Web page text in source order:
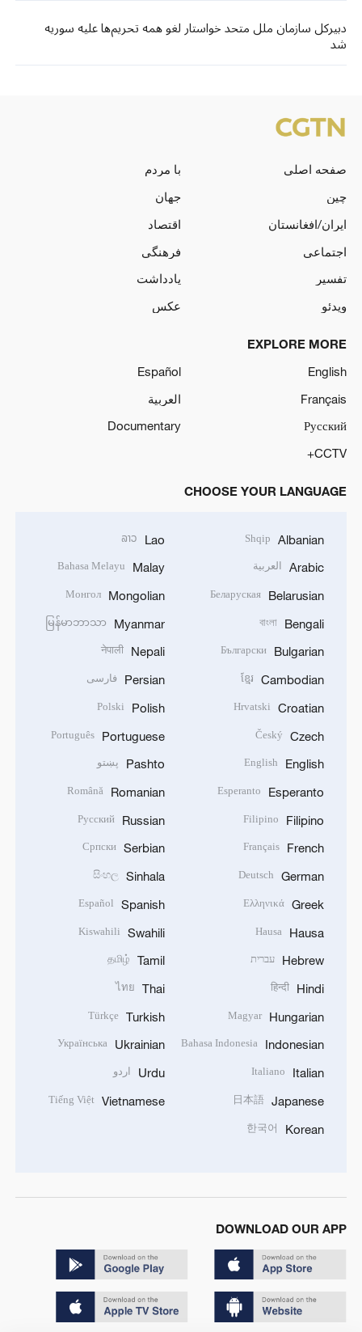
دبیرکل سازمان ملل متحد خواستار لغو همه تحریم‌ها علیه سوریه
شد
صفحه اصلی
با مردم
چین
جهان
ایران/افغانستان
اقتصاد
اجتماعی
فرهنگی
تفسیر
یادداشت
ویدئو
عکس
EXPLORE MORE
English
Español
Français
العربية
Русский
Documentary
CCTV+
CHOOSE YOUR LANGUAGE
Albanian
Shqip
Arabic العربية
Belarusian
Беларуская
Bengali
বাংলা
Bulgarian
Български
Cambodian
ខ្មែរ
Croatian
Hrvatski
Czech
Český
English
English
Esperanto
Esperanto
Filipino
Filipino
French
Français
German
Deutsch
Greek
Ελληνικά
Hausa
Hausa
Hebrew עברית
Hindi
हिन्दी
Hungarian
Magyar
Indonesian
Bahasa Indonesia
Italian
Italiano
Japanese
日本語
Korean
한국어
Lao
ລາວ
Malay
Bahasa Melayu
Mongolian
Монгол
Myanmar
မြန်မာဘာသာ
Nepali
नेपाली
Persian فارسی
Polish
Polski
Portuguese
Português
Pashto پښتو
Romanian
Română
Russian
Русский
Serbian
Српски
Sinhala
සිංහල
Spanish
Español
Swahili
Kiswahili
Tamil
தமிழ்
Thai
ไทย
Turkish
Türkçe
Ukrainian
Українська
Urdu اردو
Vietnamese
Tiếng Việt
DOWNLOAD OUR APP